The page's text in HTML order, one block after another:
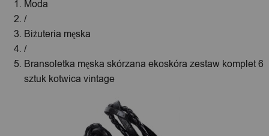
Moda
/
Biżuteria męska
/
Bransoletka męska skórzana ekoskóra zestaw komplet 6
sztuk kotwica vintage